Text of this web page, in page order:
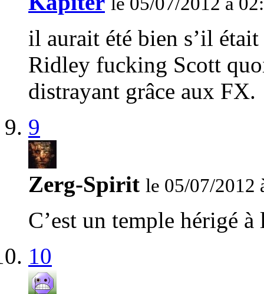
il aurait été bien s’il
Ridley fucking Scott
distrayant grâce aux FX.
9
Zerg-Spirit le 05/07/2012
C’est un temple hérigé
10